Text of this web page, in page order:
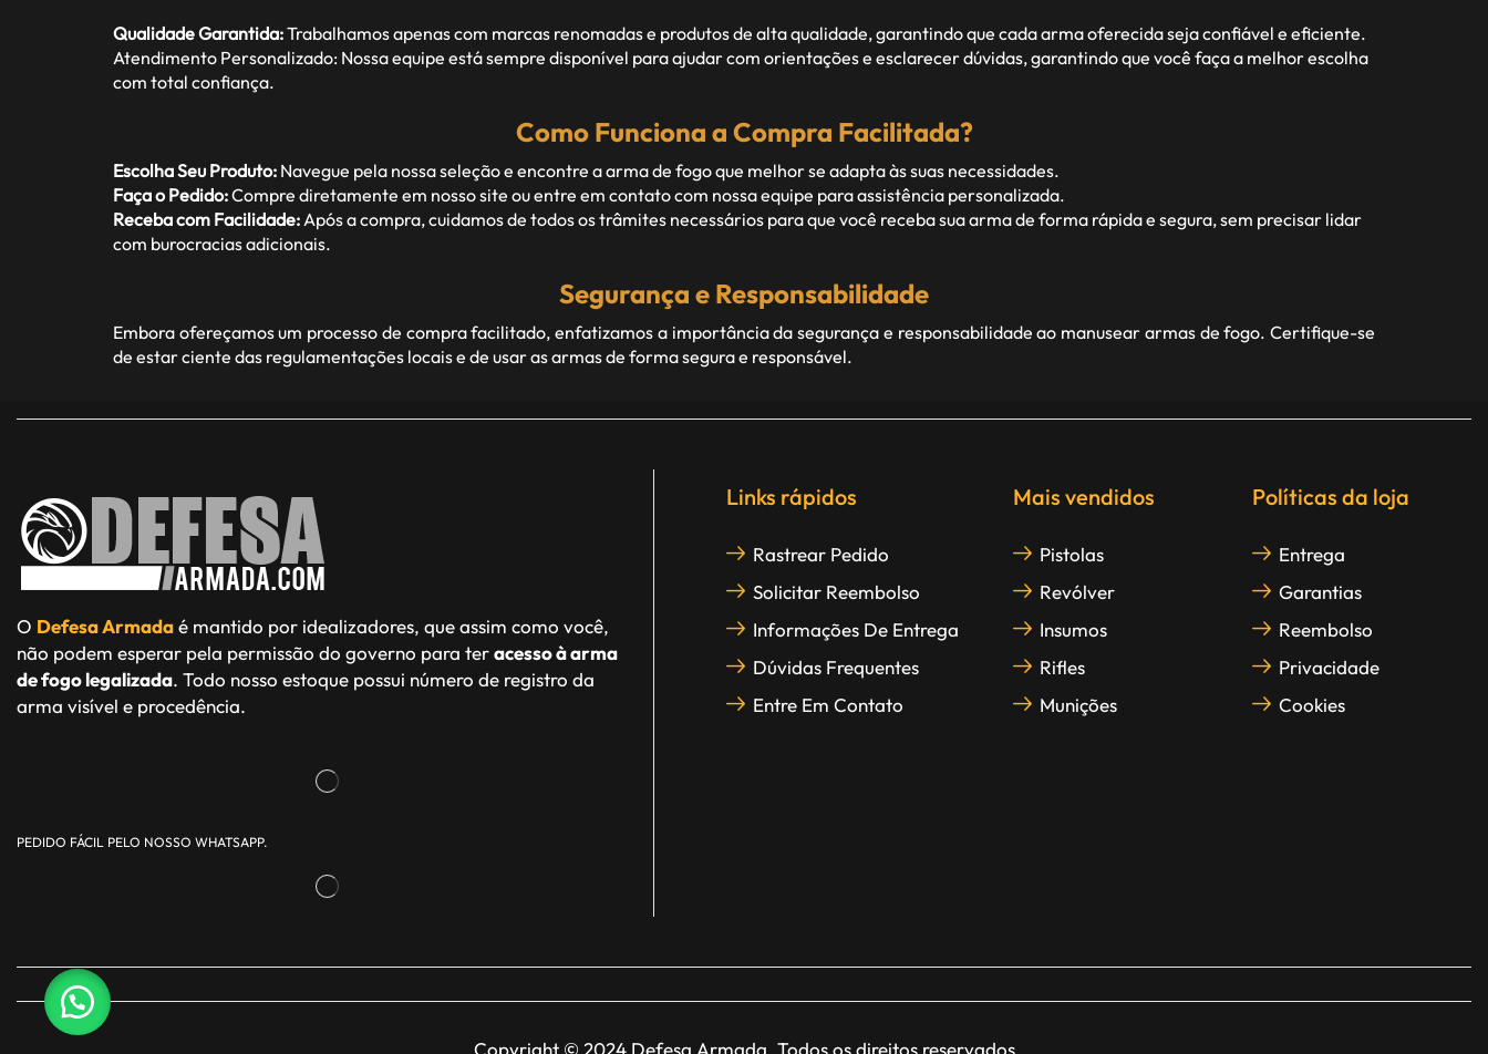
Qualidade Garantida:Trabalhamos apenas com marcas renomadas e produtos de alta qualidade, garantindo que cada arma oferecida seja confiável e eficiente.
Atendimento Personalizado: Nossa equipe está sempre disponível para ajudar com orientações e esclarecer dúvidas, garantindo que você faça a melhor escolha
com total confiança.
Como Funciona a Compra Facilitada?
Escolha Seu Produto: Navegue pela nossa seleção e encontre a arma de fogo que melhor se adapta às suas necessidades.
Faça o Pedido:Compre diretamente em nosso site ou entre em contato com nossa equipe para assistência personalizada.
Receba com Facilidade:Após a compra, cuidamos de todos os trâmites necessários para que você receba sua arma de forma rápida e segura, sem precisar lidar
com burocracias adicionais.
Segurança e Responsabilidade
Embora ofereçamos um processo de compra facilitado, enfatizamos a importância da segurança e responsabilidade ao manusear armas de fogo. Certifique-se
de estar ciente das regulamentações locais e de usar as armas de forma segura e responsável.
O Defesa Armadaé mantido por idealizadores, que assim como você,
não podem esperar pela permissão do governo para teracesso à arma
de fogo legalizada. Todo nosso estoque possui número de registro da
arma visível e procedência.
PEDIDO FÁCIL PELO NOSSO WHATSAPP.
Links rápidos
Rastrear Pedido
Solicitar Reembolso
Informações De Entrega
Dúvidas Frequentes
Entre Em Contato
Mais vendidos
Pistolas
Revólver
Insumos
Rifles
Munições
Políticas da loja
Entrega
Garantias
Reembolso
Privacidade
Cookies
Copyright © 2024 Defesa Armada. Todos os direitos reservados